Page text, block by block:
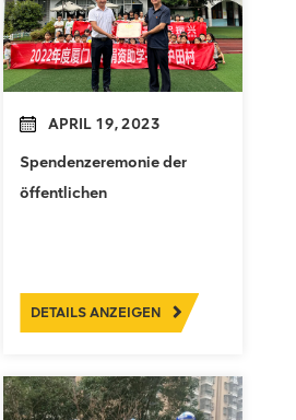
APRIL 19, 2023
Spendenzeremonie der
öffentlichen
DETAILS ANZEIGEN